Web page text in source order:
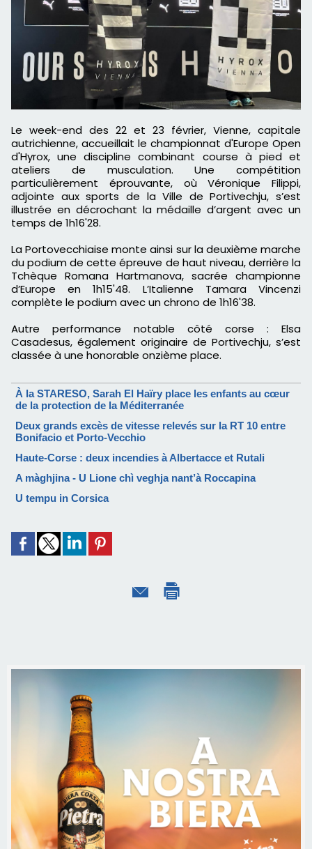
Le week-end des 22 et 23 février, Vienne, capitale
autrichienne, accueillait le championnat d'Europe Open
d'Hyrox, une discipline combinant course à pied et
ateliers de musculation. Une compétition
particulièrement éprouvante, où Véronique Filippi,
adjointe aux sports de la Ville de Portivechju, s’est
illustrée en décrochant la médaille d’argent avec un
temps de 1h16'28.
La Portovecchiaise monte ainsi sur la deuxième marche
du podium de cette épreuve de haut niveau, derrière la
Tchèque Romana Hartmanova, sacrée championne
d’Europe en 1h15'48. L’Italienne Tamara Vincenzi
complète le podium avec un chrono de 1h16'38.
Autre performance notable côté corse : Elsa
Casadesus, également originaire de Portivechju, s’est
classée à une honorable onzième place.
À la STARESO, Sarah El Haïry place les enfants au cœur
de la protection de la Méditerranée
Deux grands excès de vitesse relevés sur la RT 10 entre
Bonifacio et Porto-Vecchio
Haute-Corse : deux incendies à Albertacce et Rutali
A màghjina - U Lione chì veghja nant’à Roccapina
U tempu in Corsica